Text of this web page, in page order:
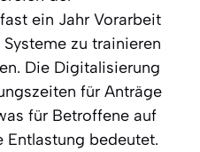
ein Jahr Vorarbeit
zu trainieren
Die Digitalisierung
für Anträge
für Betroffene auf
Entlastung bedeutet.